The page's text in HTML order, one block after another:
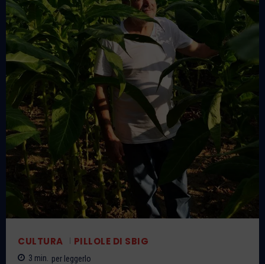
CULTURA PILLOLE DI SBIG
3 min. per leggerlo